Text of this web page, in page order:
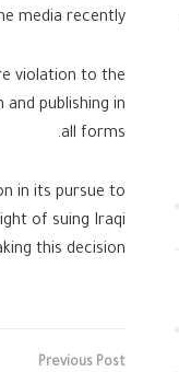
media recently.
violation to the
publishing in
all forms.
in its pursue to
of suing Iraqi
this decision.
Previous Post